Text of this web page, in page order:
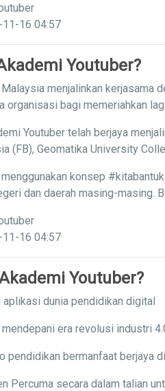
16 04:57
Youtuber?
menjalinkan kerjasama
organisasi bagi memeriahkan
Youtuber telah berjaya
(FB), Geomatika University
konsep
dan daerah masing-masing.
16 04:57
Youtuber?
aplikasi dunia pendidikan digital
mendepani era revolusi industri
pendidikan bermanfaat berjaya
Percuma secara dalam talian